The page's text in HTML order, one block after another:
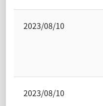
2023/08/10
2023/08/10